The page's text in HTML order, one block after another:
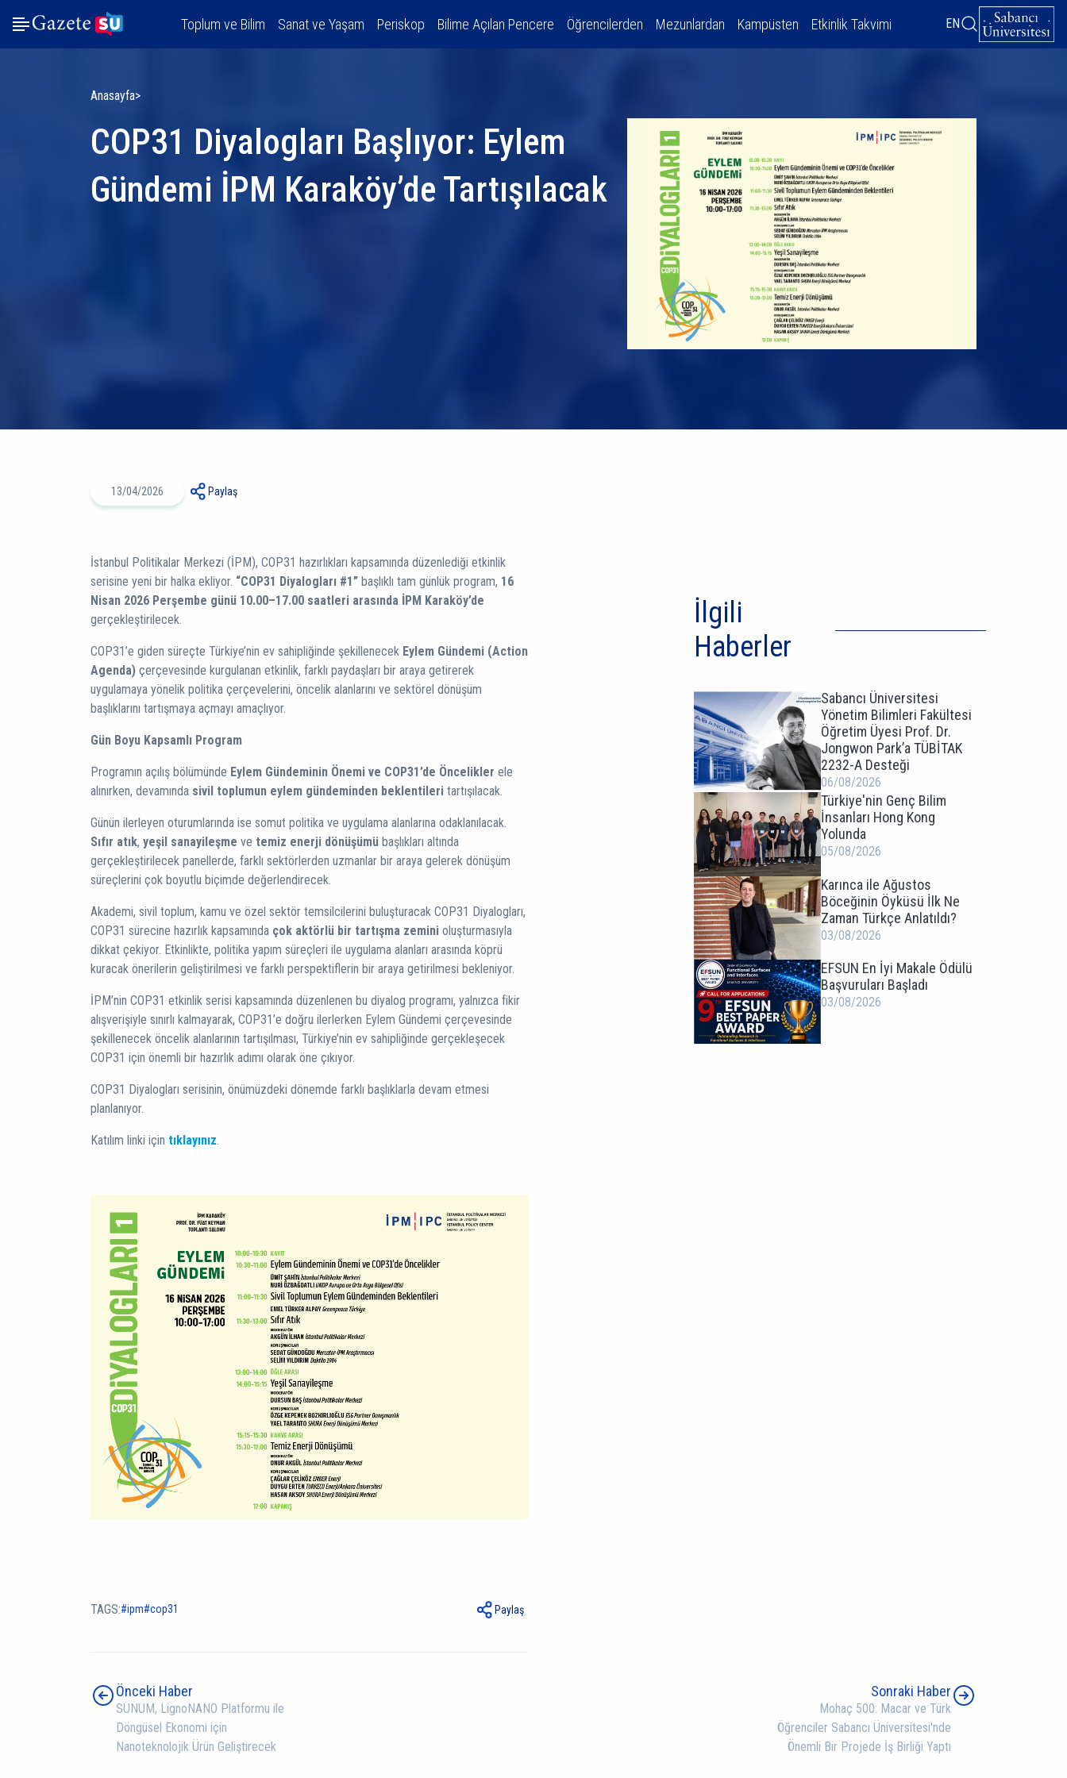
Toplum ve Bilim Sanat ve Yaşam Periskop Bilime Açılan Pencere Öğrencilerden Mezunlardan Kampüsten Etkinlik Takvimi EN
Anasayfa
COP31 Diyalogları Başlıyor: Eylem
Gündemi İPM Karaköy’de Tartışılacak
13/04/2026 Paylaş
İstanbul Politikalar Merkezi (İPM), COP31 hazırlıkları kapsamında düzenlediği etkinlik
serisine yeni bir halka ekliyor. “COP31 Diyalogları #1” başlıklı tam günlük program, 16
Nisan 2026 Perşembe günü 10.00–17.00 saatleri arasında İPM Karaköy’de
gerçekleştirilecek.
COP31’e giden süreçte Türkiye’nin ev sahipliğinde şekillenecek Eylem Gündemi (Action
Agenda) çerçevesinde kurgulanan etkinlik, farklı paydaşları bir araya getirerek
uygulamaya yönelik politika çerçevelerini, öncelik alanlarını ve sektörel dönüşüm
başlıklarını tartışmaya açmayı amaçlıyor.
Gün Boyu Kapsamlı Program
Programın açılış bölümünde Eylem Gündeminin Önemi ve COP31’de Öncelikler ele
alınırken, devamında sivil toplumun eylem gündeminden beklentileri tartışılacak.
Günün ilerleyen oturumlarında ise somut politika ve uygulama alanlarına odaklanılacak.
Sıfır atık, yeşil sanayileşme ve temiz enerji dönüşümü başlıkları altında
gerçekleştirilecek panellerde, farklı sektörlerden uzmanlar bir araya gelerek dönüşüm
süreçlerini çok boyutlu biçimde değerlendirecek.
Akademi, sivil toplum, kamu ve özel sektör temsilcilerini buluşturacak COP31 Diyalogları,
COP31 sürecine hazırlık kapsamında çok aktörlü bir tartışma zemini oluşturmasıyla
dikkat çekiyor. Etkinlikte, politika yapım süreçleri ile uygulama alanları arasında köprü
kuracak önerilerin geliştirilmesi ve farklı perspektiflerin bir araya getirilmesi bekleniyor.
İPM’nin COP31 etkinlik serisi kapsamında düzenlenen bu diyalog programı, yalnızca fikir
alışverişiyle sınırlı kalmayarak, COP31’e doğru ilerlerken Eylem Gündemi çerçevesinde
şekillenecek öncelik alanlarının tartışılması, Türkiye’nin ev sahipliğinde gerçekleşecek
COP31 için önemli bir hazırlık adımı olarak öne çıkıyor.
COP31 Diyalogları serisinin, önümüzdeki dönemde farklı başlıklarla devam etmesi
planlanıyor.
Katılım linki için tıklayınız.
TAGS: ipm cop31 Paylaş
İlgili
Haberler
Sabancı Üniversitesi
Yönetim Bilimleri Fakültesi
Öğretim Üyesi Prof. Dr.
Jongwon Park’a TÜBİTAK
2232-A Desteği
06/08/2026
Türkiye'nin Genç Bilim
İnsanları Hong Kong
Yolunda
05/08/2026
Karınca ile Ağustos
Böceğinin Öyküsü İlk Ne
Zaman Türkçe Anlatıldı?
03/08/2026
EFSUN En İyi Makale Ödülü
Başvuruları Başladı
03/08/2026
Önceki Haber
SUNUM, LignoNANO Platformu ile
Döngüsel Ekonomi için
Nanoteknolojik Ürün Geliştirecek
Sonraki Haber
Mohaç 500: Macar ve Türk
Öğrenciler Sabancı Üniversitesi'nde
Önemli Bir Projede İş Birliği Yaptı